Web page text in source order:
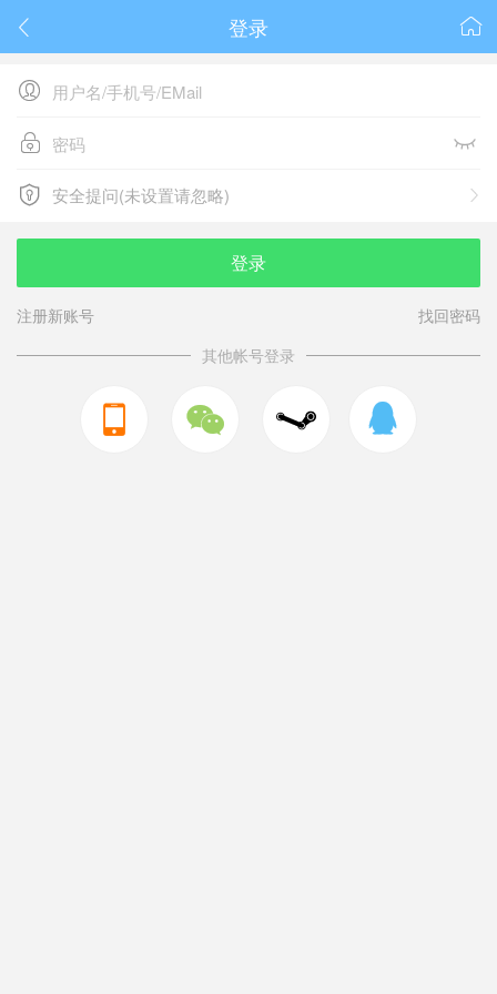
 
登录

 
 
安全提问(未设置请忽略)
安全提问(未设置请忽略)
登录
注册新账号
找回密码
其他帐号登录
  